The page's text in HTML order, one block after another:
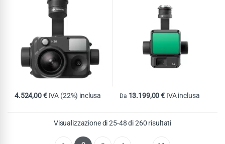
4.524,00€ IVA (22%) inclusa Da 13.199,00€ IVA inclusa
Questo prodotto ha più varianti.
Visualizzazione di 25-48 di 260 risultati